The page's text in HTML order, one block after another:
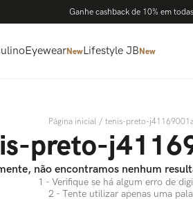
Ganhe cashback de 10% em
EyewearNewLifestyle JBNew
tenis-preto-
preto-
não encontramos nenhum
1 - Verifique se há algum erro de
2 - Tente utilizar apenas uma